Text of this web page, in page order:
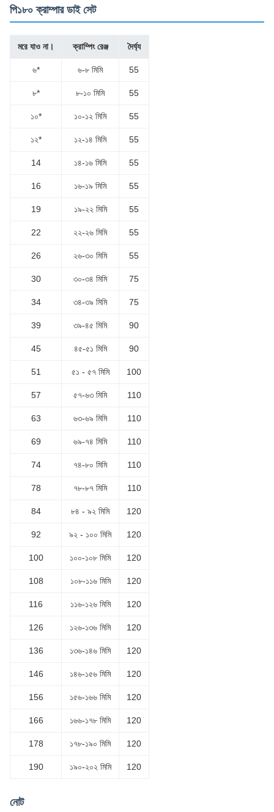
পি১৮০ ক্রাম্পার ডাই সেট
মরে যাও না। ক্রাম্পিং রেঞ্জ দৈর্ঘ্য
৬* ৬-৮ মিমি 55
৮* ৮-১০ মিমি 55
১০* ১০-১২ মিমি 55
১২* ১২-১৪ মিমি 55
14 ১৪-১৬ মিমি 55
16 ১৬-১৯ মিমি 55
19 ১৯-২২ মিমি 55
22 ২২-২৬ মিমি 55
26 ২৬-৩০ মিমি 55
30 ৩০-৩৪ মিমি 75
34 ৩৪-৩৯ মিমি 75
39 ৩৯-৪৫ মিমি 90
45 ৪৫-৫১ মিমি 90
51 ৫১ - ৫৭ মিমি 100
57 ৫৭-৬৩ মিমি 110
63 ৬৩-৬৯ মিমি 110
69 ৬৯-৭৪ মিমি 110
74 ৭৪-৮০ মিমি 110
78 ৭৮-৮৭ মিমি 110
84 ৮৪ - ৯২ মিমি 120
92 ৯২ - ১০০ মিমি 120
100 ১০০-১০৮ মিমি 120
108 ১০৮-১১৬ মিমি 120
116 ১১৬-১২৬ মিমি 120
126 ১২৬-১৩৬ মিমি 120
136 ১৩৬-১৪৬ মিমি 120
146 ১৪৬-১৫৬ মিমি 120
156 ১৫৬-১৬৬ মিমি 120
166 ১৬৬-১৭৮ মিমি 120
178 ১৭৮-১৯০ মিমি 120
190 ১৯০-২০২ মিমি 120
নোট